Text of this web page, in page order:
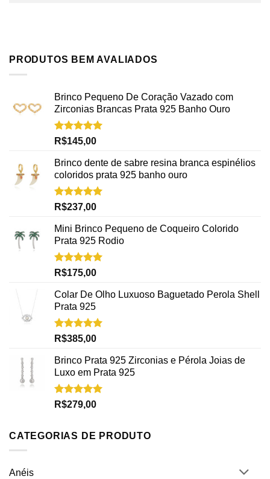
PRODUTOS BEM AVALIADOS
Brinco Pequeno De Coração Vazado com
Zirconias Brancas Prata 925 Banho Ouro
Avaliação
R$145,00
Brinco dente de sabre resina branca espinélios
coloridos prata 925 banho ouro
Avaliação
R$237,00
Mini Brinco Pequeno de Coqueiro Colorido
Prata 925 Rodio
Avaliação
R$175,00
Colar De Olho Luxuoso Baguetado Perola Shell
Prata 925
Avaliação
R$385,00
Brinco Prata 925 Zirconias e Pérola Joias de
Luxo em Prata 925
Avaliação
R$279,00
CATEGORIAS DE PRODUTO
Anéis